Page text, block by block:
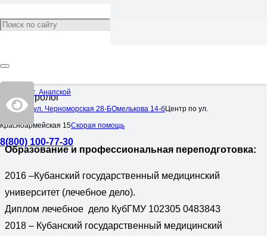
Центр в ст. Анапской
Центр по ул. Черноморская 28-БОмелькова 14-бЦентр по ул.
Красноармейская 15Скорая помощь
8(800) 100-77-30
Герасимиди Михаил
Врач:
Врач-уролог
Образование и профессиональная переподготовка:
2016 –Кубанский государственный медицинский
университет (лечебное дело).
Диплом лечебное дело КубГМУ 102305 0483843
2018 – Кубанский государственный медицинский